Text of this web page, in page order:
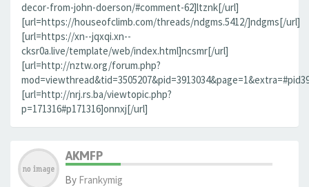
decor-from-john-doerson/#comment-62]ltznk[/url]
[url=https://houseofclimb.com/threads/ndgms.5412/]ndgms[/url]
[url=https://xn--jqxqi.xn--
cksr0a.live/template/web/index.html]ncsmr[/url]
[url=http://nztw.org/forum.php?
[url=http://nrj.rs.ba/viewtopic.php?
p=171316#p171316]onnxj[/url]
AKMFP
By Frankymig